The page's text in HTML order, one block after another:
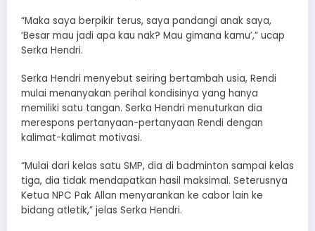
“Maka saya berpikir terus, saya pandangi anak saya,
‘Besar mau jadi apa kau nak? Mau gimana kamu’,” ucap
Serka Hendri.
Serka Hendri menyebut seiring bertambah usia, Rendi
mulai menanyakan perihal kondisinya yang hanya
memiliki satu tangan. Serka Hendri menuturkan dia
merespons pertanyaan-pertanyaan Rendi dengan
kalimat-kalimat motivasi.
“Mulai dari kelas satu SMP, dia di badminton sampai kelas
tiga, dia tidak mendapatkan hasil maksimal. Seterusnya
Ketua NPC Pak Allan menyarankan ke cabor lain ke
bidang atletik,” jelas Serka Hendri.